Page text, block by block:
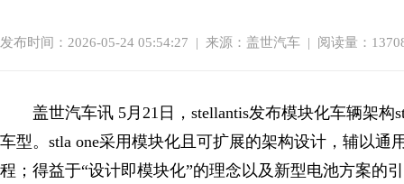
发布时间：2026-05-24 05:54:27 | 来源：盖世汽车 | 阅读量：
盖世汽车讯 5月21日，stellantis发布模块化车辆架
车型。stla one采用模块化且可扩展的架构设计，辅以
程；得益于“设计即模块化”的理念以及新型电池方案的